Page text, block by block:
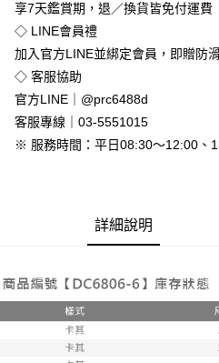
運送方式
全家付款取貨
免運費
付款後全家取貨
免運費
7-11付款取貨
離島郵局配送
每筆NT$90，滿NT$999(含以上)免
享7天鑑賞期，退／換貨皆免付運費
◇ LINE會員禮
加入官方LINE並綁定會員，即贈防
◇ 客服協助
官方LINE｜@prc6488d
客服專線｜03-5551015
※ 服務時間：平日08:30～12:00、
詳細說明